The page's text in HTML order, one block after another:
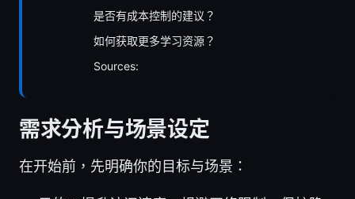
是否有成本控制的建议？
如何获取更多学习资源？
Sources:
需求分析与场景设定
在开始前，先明确你的目标与场景：